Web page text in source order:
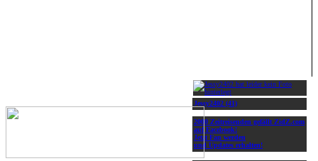
Jessy2402 (41)
2000 Zeitreisenden gefällt ZidZ.com
auf Facebook!
Jetzt Fan werden
und Updates erhalten!